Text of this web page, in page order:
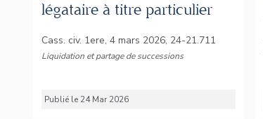
légataire à titre particulier
Cass. civ. 1ere, 4 mars 2026, 24-21.711
Liquidation et partage de successions
Publié le 24 Mar 2026